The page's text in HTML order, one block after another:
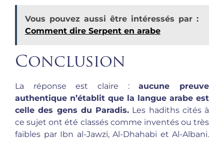
Vous pouvez aussi être intéressés par :
Comment dire Serpent en arabe
Conclusion
La réponse est claire :aucune preuve
authentique n’établit que la langue arabe est
celle des gens du Paradis. Les hadiths cités à
ce sujet ont été classés comme inventés ou très
faibles par Ibn al-Jawzi, Al-Dhahabi et Al-Albani.